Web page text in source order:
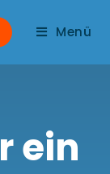
Menü
ein